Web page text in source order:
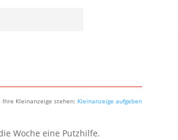
Kleinanzeige stehen: Kleinanzeige aufgeben
Woche eine Putzhilfe.